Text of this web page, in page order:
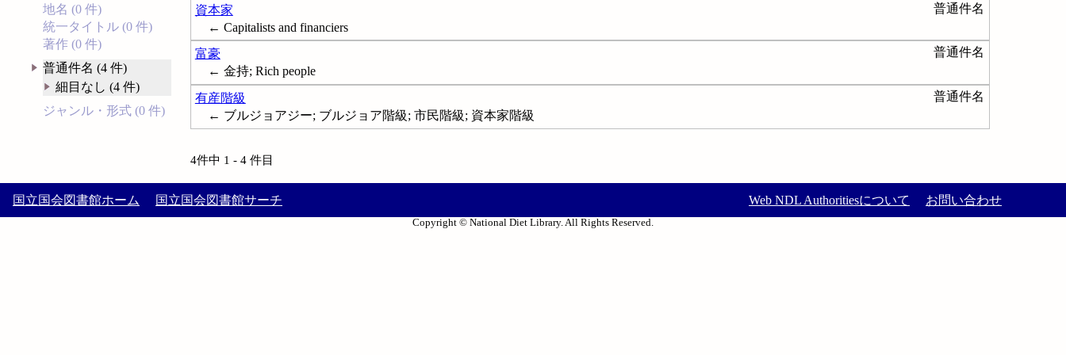
地名 (0 件)
統一タイトル (0 件)
著作 (0 件)
普通件名 (4 件)
細目なし (4 件)
ジャンル・形式 (0 件)
資本家
普通件名
← Capitalists and financiers
富豪
普通件名
← 金持; Rich people
有産階級
普通件名
← ブルジョアジー; ブルジョア階級; 市民階級; 資本家階級
4件中 1 - 4 件目
国立国会図書館ホーム 国立国会図書館サーチ Web NDL Authoritiesについて お問い合わせ
Copyright © National Diet Library. All Rights Reserved.